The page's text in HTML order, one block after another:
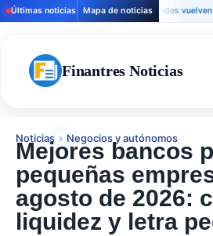
Últimas noticias Mapa de noticias
Los fondos vuelven a
Finantres Noticias
Noticias » Negocios y autónomos
Mejores bancos
pequeñas
agosto de 2026:
liquidez y letra